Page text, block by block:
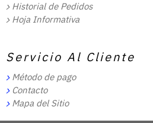
Historial de Pedidos
Hoja Informativa
Servicio Al Cliente
Método de pago
Contacto
Mapa del Sitio